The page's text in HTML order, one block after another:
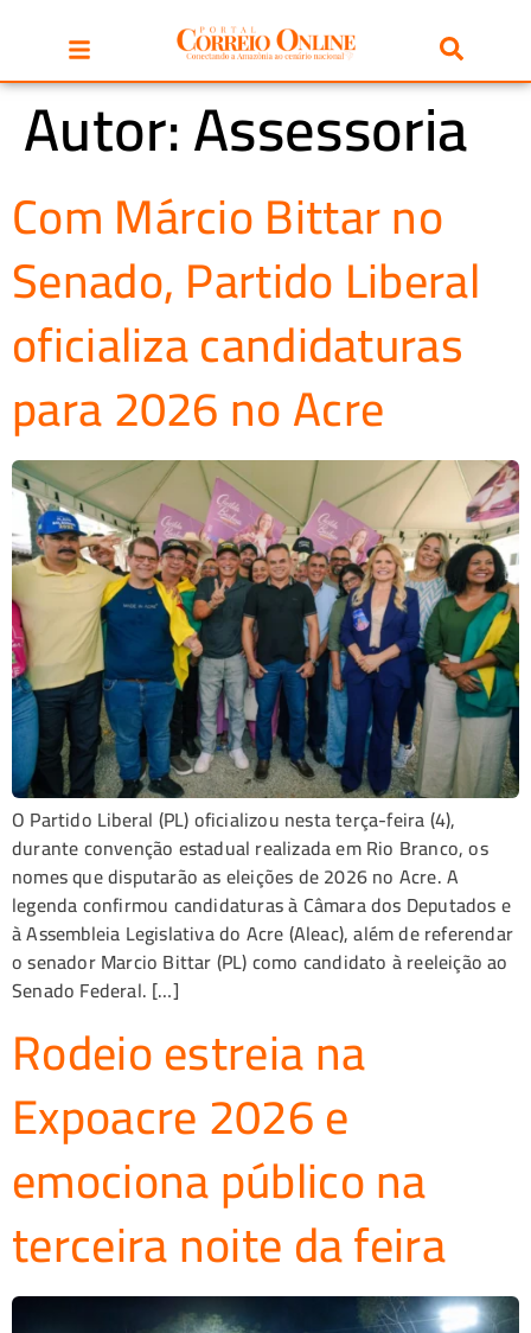
Autor:Assessoria
Com Márcio Bittar no
Senado, Partido Liberal
oficializa candidaturas
para 2026 no Acre
O Partido Liberal (PL) oficializou nesta terça-feira (4),
durante convenção estadual realizada em Rio Branco, os
nomes que disputarão as eleições de 2026 no Acre. A
legenda confirmou candidaturas à Câmara dos Deputados e
à Assembleia Legislativa do Acre (Aleac), além de referendar
o senador Marcio Bittar (PL) como candidato à reeleição ao
Senado Federal. […]
Rodeio estreia na
Expoacre 2026 e
emociona público na
terceira noite da feira